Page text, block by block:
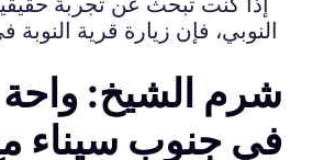
النوبي، فإن زيارة قرية
شرم الشيخ: واحة
في جنوب سيناء